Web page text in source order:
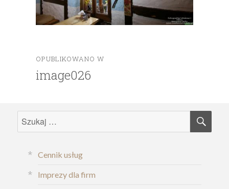
Nawigacja
wpisu
OPUBLIKOWANO W
image026
Szukaj:
Cennik usług
Imprezy dla firm